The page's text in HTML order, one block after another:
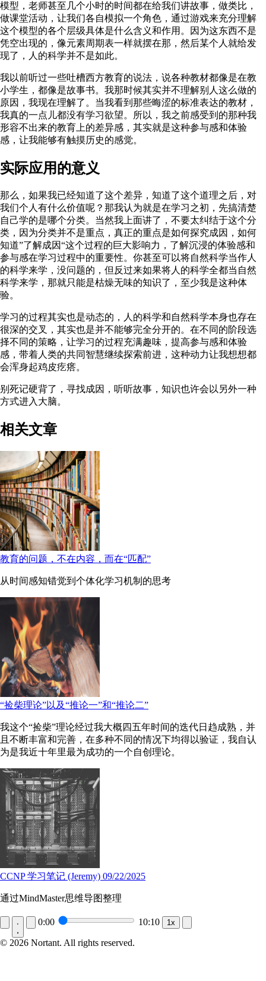
模型，老师甚至几个小时的时间都在给我们讲故事，做类比，
做课堂活动，让我们各自模拟一个角色，通过游戏来充分理解
这个模型的各个层级具体是什么含义和作用。因为这东西不是
凭空出现的，像元素周期表一样就摆在那，然后某个人就给发
现了，人的科学并不是如此。
我以前听过一些吐槽西方教育的说法，说各种教材都像是在教
小学生，都像是故事书。我那时候其实并不理解别人这么做的
原因，我现在理解了。当我看到那些晦涩的标准表达的教材，
我真的一点儿都没有学习欲望。所以，我之前感受到的那种我
形容不出来的教育上的差异感，其实就是这种参与感和体验
感，让我能够有触摸历史的感觉。
实际应用的意义
那么，如果我已经知道了这个差异，知道了这个道理之后，对
我们个人有什么价值呢？那我认为就是在学习之初，先搞清楚
自己学的是哪个分类。当然我上面讲了，不要太纠结于这个分
类，因为分类并不是重点，真正的重点是如何探究成因，如何
知道”了解成因“这个过程的巨大影响力，了解沉浸的体验感和
参与感在学习过程中的重要性。你甚至可以将自然科学当作人
的科学来学，没问题的，但反过来如果将人的科学全都当自然
科学来学，那就只能是枯燥无味的知识了，至少我是这种体
验。
学习的过程其实也是动态的，人的科学和自然科学本身也存在
很深的交叉，其实也是并不能够完全分开的。在不同的阶段选
择不同的策略，让学习的过程充满趣味，提高参与感和体验
感，带着人类的共同智慧继续探索前进，这种动力让我想想都
会浑身起鸡皮疙瘩。
别死记硬背了，寻找成因，听听故事，知识也许会以另外一种
方式进入大脑。
相关文章
教育的问题，不在内容，而在“匹配”
从时间感知错觉到个体化学习机制的思考
“捡柴理论”以及“推论一”和“推论二”
我这个“捡柴”理论经过我大概四五年时间的迭代日趋成熟，并
且不断丰富和完善，在多种不同的情况下均得以验证，我自认
为是我近十年里最为成功的一个自创理论。
CCNP 学习笔记 (Jeremy) 09/22/2025
通过MindMaster思维导图整理
0:00 10:10 1x
© 2026 Nortant. All rights reserved.